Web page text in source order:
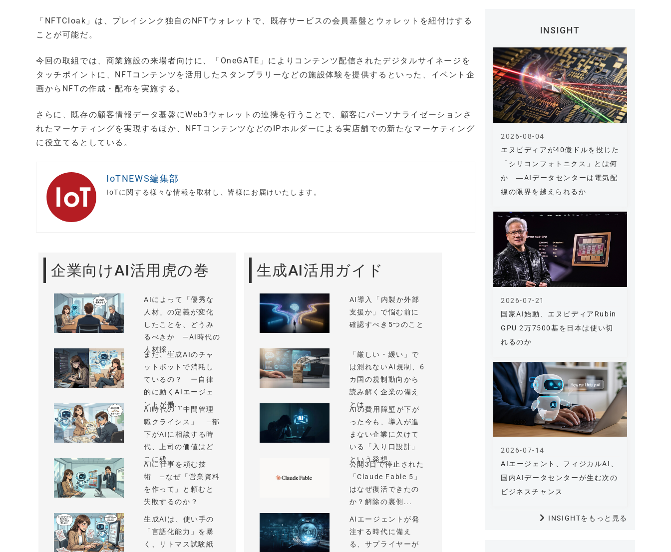
「NFTCloak」は、プレイシンク独自のNFTウォレットで、既存サービスの会員基盤とウォレットを紐付けする
ことが可能だ。
今回の取組では、商業施設の来場者向けに、「OneGATE」によりコンテンツ配信されたデジタルサイネージを
タッチポイントに、NFTコンテンツを活用したスタンプラリーなどの施設体験を提供するといった、イベント企
画からNFTの作成・配布を実施する。
さらに、既存の顧客情報データ基盤にWeb3ウォレットの連携を行うことで、顧客にパーソナライゼーションさ
れたマーケティングを実現するほか、NFTコンテンツなどのIPホルダーによる実店舗での新たなマーケティング
に役立てるとしている。
IoTNEWS編集部
IoTに関する様々な情報を取材し、皆様にお届けいたします。
企業向けAI活用虎の巻
AIによって「優秀な
人材」の定義が変化
したことを、どうみ
るべきか —AI時代の
人材採...
まだ、生成AIのチャ
ットボットで消耗し
ているの？ ー自律
的に動くAIエージェ
ントが働...
AI時代の「中間管理
職クライシス」 —部
下がAIに相談する時
代、上司の価値はど
こに残...
AIに仕事を頼む技
術 —なぜ「営業資料
を作って」と頼むと
失敗するのか？
生成AIは、使い手の
「言語化能力」を暴
く、リトマス試験紙
生成AI活用ガイド
AI導入「内製か外部
支援か」で悩む前に
確認すべき5つのこと
「厳しい・緩い」で
は測れないAI規制、6
カ国の規制動向から
読み解く企業の備え
とは
AIの費用障壁が下が
った今も、導入が進
まない企業に欠けて
いる「入り口設計」
という発想
公開3日で停止された
「Claude Fable 5」
はなぜ復活できたの
か？解除の裏側...
AIエージェントが発
注する時代に備え
る、サプライヤーが
INSIGHT
エヌビディアが40億ドルを投じた
「シリコンフォトニクス」とは何
か ―AIデータセンターは電気配
線の限界を越えられるか
2026-08-04
国家AI始動、エヌビディアRubin
GPU 2万7500基を日本は使い切
れるのか
2026-07-21
AIエージェント、フィジカルAI、
国内AIデータセンターが生む次の
ビジネスチャンス
2026-07-14
INSIGHTをもっと見る